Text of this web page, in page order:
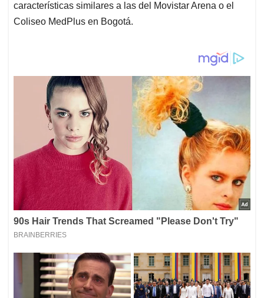
características similares a las del Movistar Arena o el
Coliseo MedPlus en Bogotá.